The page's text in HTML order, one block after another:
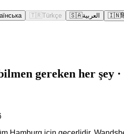
🇹🇷 Türkçe 🇸🇦العربية 🇮🇳
gereken her şey